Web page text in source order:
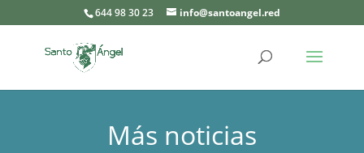
644 98 30 23 info@santoangel.red
Más noticias